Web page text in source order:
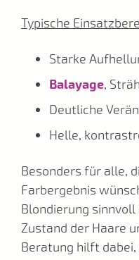
Typische
Starke
Balayage,
Deutliche
Helle,
Besonders für alle,
Farbergebnis
Blondierung
Zustand der Haare
Beratung hilft